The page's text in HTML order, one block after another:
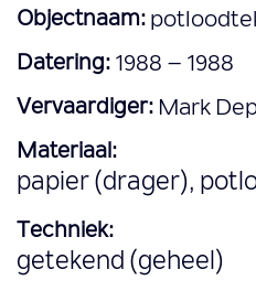
Objectnaam:
Datering: 1988 – 1988
Vervaardiger: Mark
Materiaal:
papier (drager),
Techniek:
getekend (geheel)